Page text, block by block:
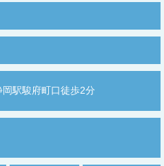
岡駅駿府町口徒歩2分